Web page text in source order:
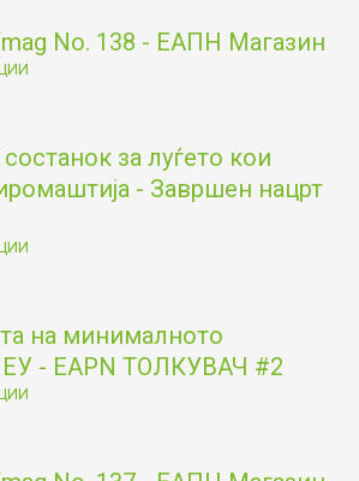
No. 138 - ЕАПН Магазин
за луѓето кои
- Завршен нацрт
на минималното
- EAPN ТОЛКУВАЧ #2